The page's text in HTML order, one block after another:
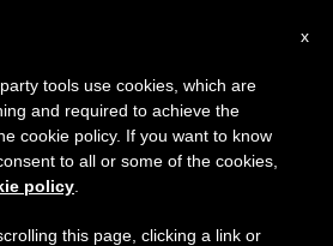
2nd, 2010
x
tools use cookies, which are
and required to achieve the
cookie policy. If you want to know
to all or some of the cookies,
policy
this page, clicking a link or